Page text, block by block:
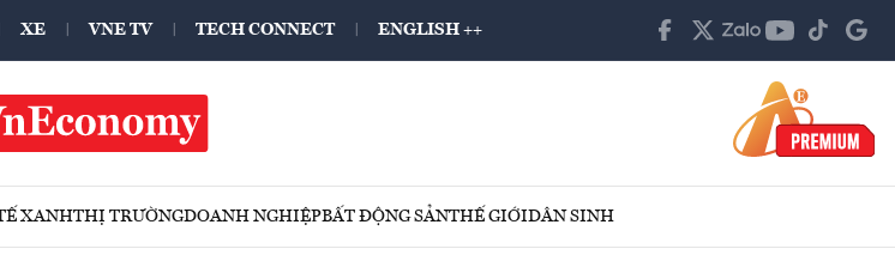
XE VNE TV TECH CONNECT ENGLISH ++
XANHTHỊ TRƯỜNGDOANH NGHIỆPBẤT ĐỘNG SẢNTHẾ GIỚIDÂN SINH